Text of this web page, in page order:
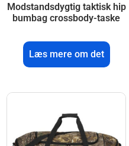
Modstandsdygtig taktisk hip
bumbag crossbody-taske
Læs mere om det